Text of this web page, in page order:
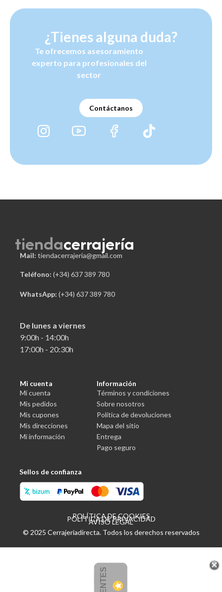
¿Tienes alguna duda?
Te ofrecemos asesoramiento
experto para profesionales del
sector
Contáctanos
tiendacerrajería
Mail: tiendacerrajeria@gmail.com
Teléfono: (+34) 637 389 780
WhatsApp: (+34) 637 389 780
De lunes a viernes
9:00h - 14:00h
17:00h - 20:30h
Mi cuenta
Mi cuenta
Mis pedidos
Mis cupones
Mis direcciones
Mi información
Información
Términos y condiciones
Sobre nosotros
Política de devoluciones
Mapa del sitio
Entrega
Pago seguro
Sellos de confianza
POLÍTICA DE COOKIES
POLÍTICA DE PRIVACIDAD
AVISO LEGAL
© 2025 Cerrajeriadirecta. Todos los derechos reservados